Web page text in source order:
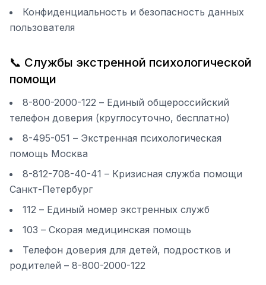
Конфиденциальность и безопасность данных
пользователя
📞 Службы экстренной психологической
помощи
8-800-2000-122 – Единый общероссийский
телефон доверия (круглосуточно, бесплатно)
8-495-051 – Экстренная психологическая
помощь Москва
8-812-708-40-41 – Кризисная служба помощи
Санкт-Петербург
112 – Единый номер экстренных служб
103 – Скорая медицинская помощь
Телефон доверия для детей, подростков и
родителей – 8-800-2000-122